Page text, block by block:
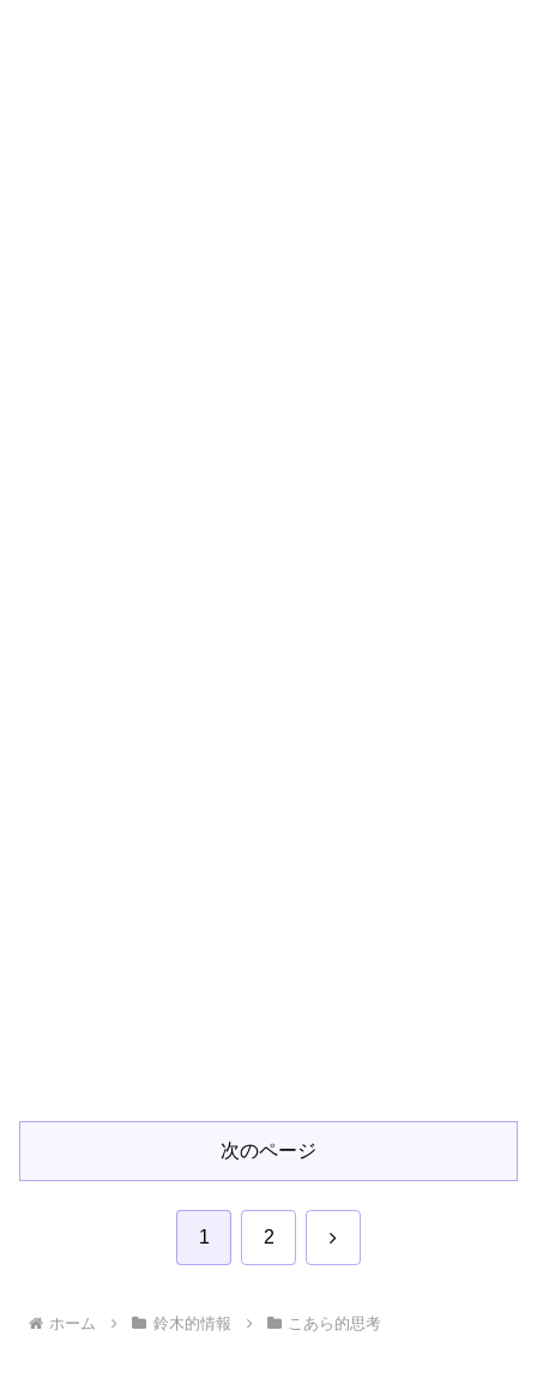
次のページ
1 2 次
ホーム 鈴木的情報 こあら的思考